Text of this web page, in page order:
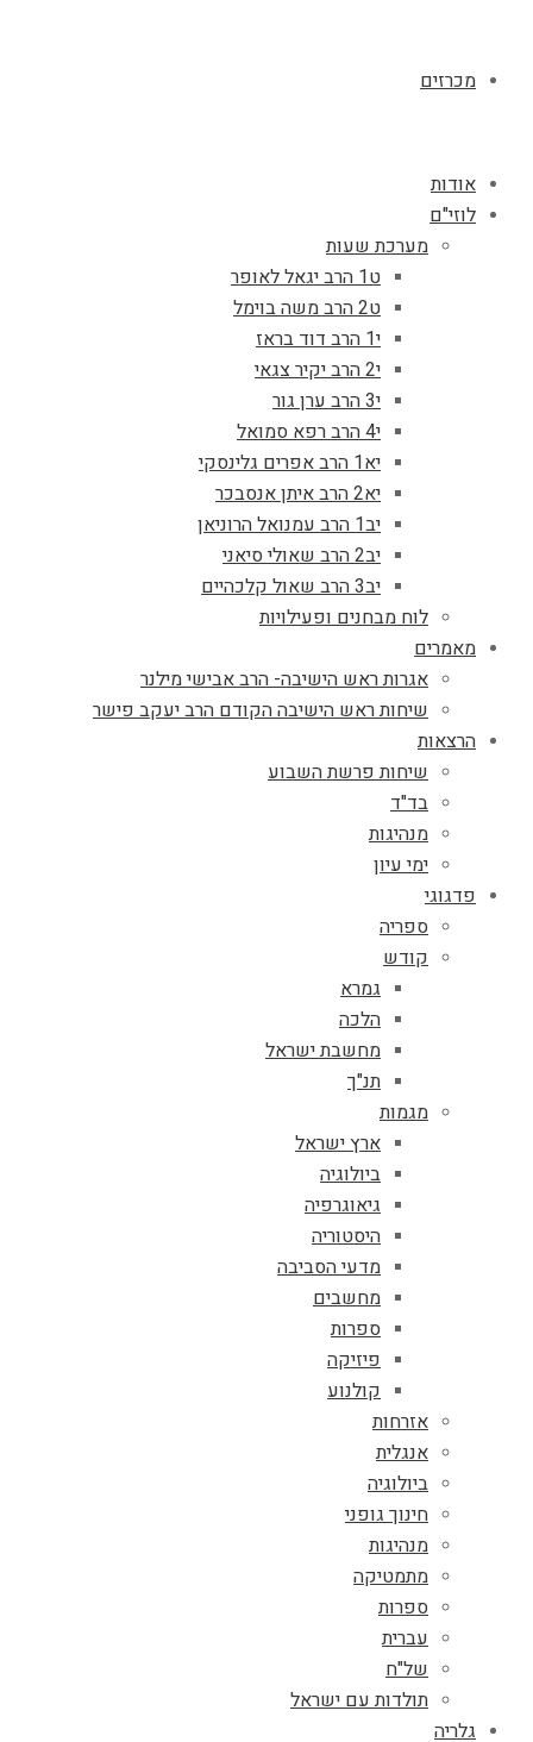
מכרזים
אודות
לוזי"ם
מערכת שעות
ט1 הרב יגאל לאופר
ט2 הרב משה בוימל
י1 הרב דוד בראז
י2 הרב יקיר צגאי
י3 הרב ערן גור
י4 הרב רפא סמואל
יא1 הרב אפרים גלינסקי
יא2 הרב איתן אנסבכר
יב1 הרב עמנואל הרוניאן
יב2 הרב שאולי סיאני
יב3 הרב שאול קלכהיים
לוח מבחנים ופעילויות
מאמרים
אגרות ראש הישיבה- הרב אבישי מילנר
שיחות ראש הישיבה הקודם הרב יעקב פישר
הרצאות
שיחות פרשת השבוע
בד"ד
מנהיגות
ימי עיון
פדגוגי
ספריה
קודש
גמרא
הלכה
מחשבת ישראל
תנ"ך
מגמות
ארץ ישראל
ביולוגיה
גיאוגרפיה
היסטוריה
מדעי הסביבה
מחשבים
ספרות
פיזיקה
קולנוע
אזרחות
אנגלית
ביולוגיה
חינוך גופני
מנהיגות
מתמטיקה
ספרות
עברית
של"ח
תולדות עם ישראל
גלריה